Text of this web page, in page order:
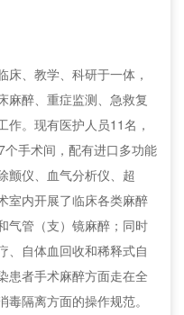
、教学、科研于一体，
麻醉、重症监测、急救复
。现有医护人员11名，
手术间，配有进口多功能
颤仪、血气分析仪、超
室内开展了临床各类麻醉
气管（支）镜麻醉；同时
、自体血回收和稀释式自
患者手术麻醉方面走在全
隔离方面的操作规范。